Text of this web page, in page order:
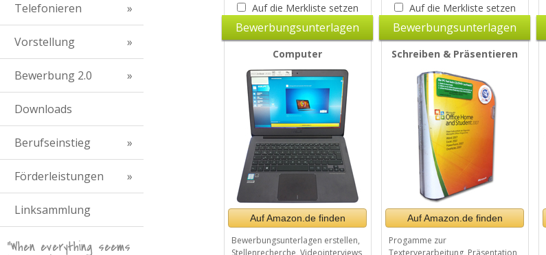
Telefonieren
Vorstellung
Bewerbung 2.0
Downloads
Berufseinstieg
Förderleistungen
Linksammlung
"When everything seems
Auf die Merkliste setzen
Bewerbungsunterlagen
Computer
Auf Amazon.de finden
Bewerbungsunterlagen erstellen,
Stellenrecherche, Videointerviews
Auf die Merkliste setzen
Bewerbungsunterlagen
Schreiben & Präsentieren
Auf Amazon.de finden
Progamme zur
Texterverarbeitung, Präsentation